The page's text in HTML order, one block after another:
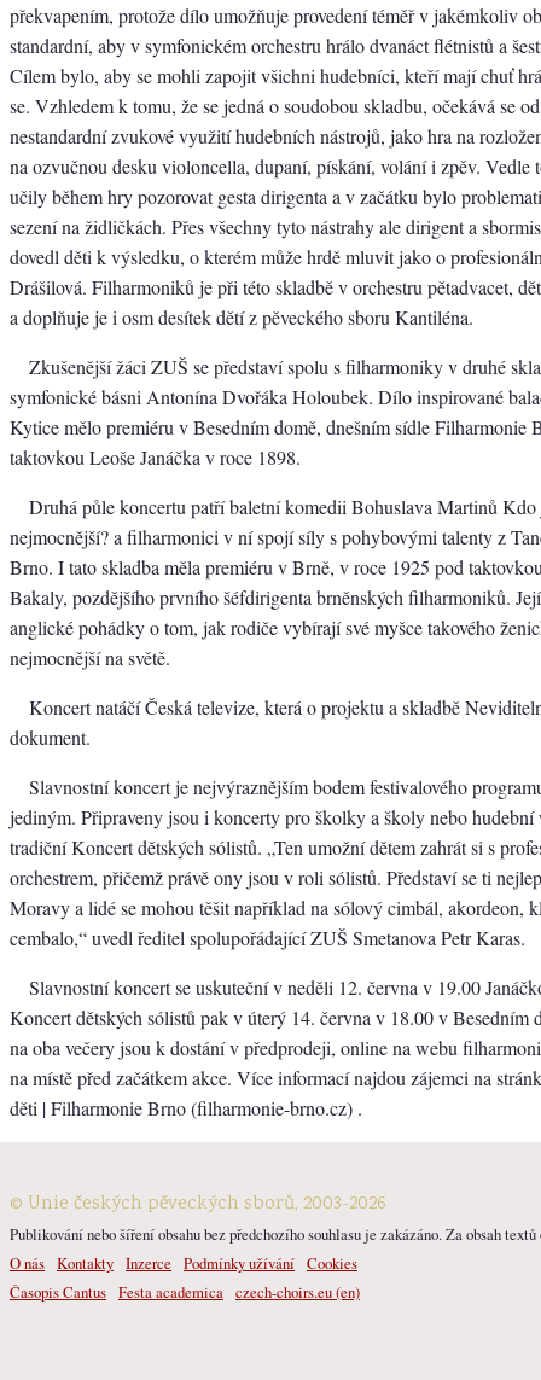
překvapením, protože dílo umožňuje provedení téměř v jakémkoliv
standardní, aby v symfonickém orchestru hrálo dvanáct flétnistů a
Cílem bylo, aby se mohli zapojit všichni hudebníci, kteří mají chuť
se. Vzhledem k tomu, že se jedná o soudobou skladbu, očekává se
nestandardní zvukové využití hudebních nástrojů, jako hra na
na ozvučnou desku violoncella, dupaní, pískání, volání i zpěv. Vedle
učily během hry pozorovat gesta dirigenta a v začátku bylo
sezení na židličkách. Přes všechny tyto nástrahy ale dirigent a
dovedl děti k výsledku, o kterém může hrdě mluvit jako o
Drášilová. Filharmoniků je při této skladbě v orchestru pětadvacet,
a doplňuje je i osm desítek dětí z pěveckého sboru Kantiléna.
Zkušenější žáci ZUŠ se představí spolu s filharmoniky v druhé
symfonické básni Antonína Dvořáka Holoubek. Dílo inspirované
Kytice mělo premiéru v Besedním domě, dnešním sídle Filharmonie
taktovkou Leoše Janáčka v roce 1898.
Druhá půle koncertu patří baletní komedii Bohuslava Martinů Kdo
nejmocnější? a filharmonici v ní spojí síly s pohybovými talenty z
Brno. I tato skladba měla premiéru v Brně, v roce 1925 pod
Bakaly, pozdějšího prvního šéfdirigenta brněnských filharmoniků.
anglické pohádky o tom, jak rodiče vybírají své myšce takového
nejmocnější na světě.
Koncert natáčí Česká televize, která o projektu a skladbě
dokument.
Slavnostní koncert je nejvýraznějším bodem festivalového
jediným. Připraveny jsou i koncerty pro školky a školy nebo hudební
tradiční Koncert dětských sólistů. „Ten umožní dětem zahrát si s
orchestrem, přičemž právě ony jsou v roli sólistů. Představí se ti
Moravy a lidé se mohou těšit například na sólový cimbál, akordeon,
cembalo,“ uvedl ředitel spolupořádající ZUŠ Smetanova Petr Karas.
Slavnostní koncert se uskuteční v neděli 12. června v 19.00
Koncert dětských sólistů pak v úterý 14. června v 18.00 v Besedním
na oba večery jsou k dostání v předprodeji, online na webu
na místě před začátkem akce. Více informací najdou zájemci na
děti | Filharmonie Brno (filharmonie-brno.cz) .
© Unie českých pěveckých sborů, 2003-2026
Publikování nebo šíření obsahu bez předchozího souhlasu je zakázáno. Za obsah
O nás Kontakty Inzerce Podmínky užívání Cookies
Časopis Cantus Festa academica czech-choirs.eu (en)